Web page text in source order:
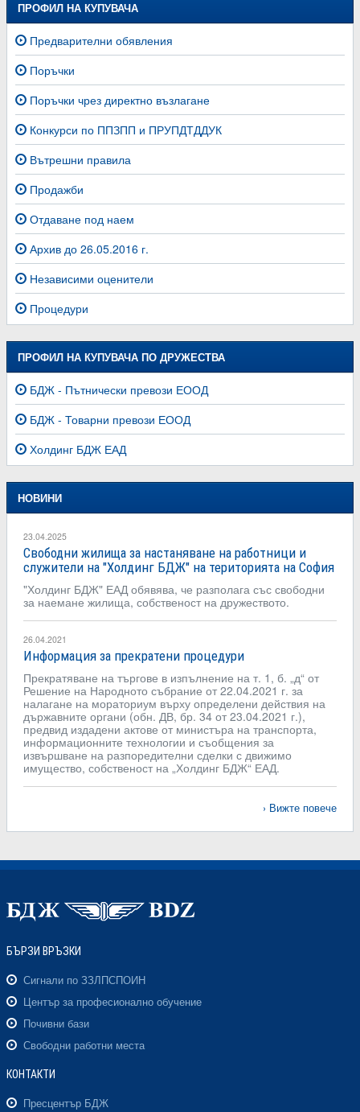
ПРОФИЛ НА КУПУВАЧА
Предварителни обявления
Поръчки
Поръчки чрез директно възлагане
Конкурси по ППЗПП и ПРУПДТДДУК
Вътрешни правила
Продажби
Отдаване под наем
Архив до 26.05.2016 г.
Независими оценители
Процедури
ПРОФИЛ НА КУПУВАЧА ПО ДРУЖЕСТВА
БДЖ - Пътнически превози ЕООД
БДЖ - Товарни превози ЕООД
Холдинг БДЖ ЕАД
НОВИНИ
23.04.2025
Свободни жилища за настаняване на работници и
служители на "Холдинг БДЖ" на територията на София
"Холдинг БДЖ" ЕАД обявява, че разполага със свободни
за наемане жилища, собственост на дружеството.
26.04.2021
Информация за прекратени процедури
Прекратяване на търгове в изпълнение на т. 1, б. „д“ от
Решение на Народното събрание от 22.04.2021 г. за
налагане на мораториум върху определени действия на
държавните органи (обн. ДВ, бр. 34 от 23.04.2021 г.),
предвид издадени актове от министъра на транспорта,
информационните технологии и съобщения за
извършване на разпоредителни сделки с движимо
имущество, собственост на „Холдинг БДЖ“ ЕАД.
Вижте повече
БЪРЗИ ВРЪЗКИ
Сигнали по ЗЗЛПСПОИН
Център за професионално обучение
Почивни бази
Свободни работни места
КОНТАКТИ
Пресцентър БДЖ